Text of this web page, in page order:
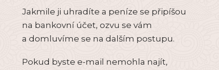
Jakmile ji uhradíte a peníze se připíšou
na bankovní účet, ozvu se vám
a domluvíme se na dalším postupu.
Pokud byste e-mail nemohla najít,